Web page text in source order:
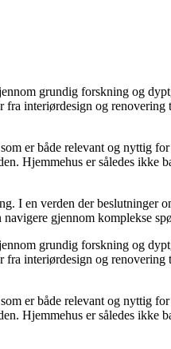
grundig forskning og
interiørdesign og
er både relevant og nyttig
Hjemmehus er således ikke
en verden der beslutninger
gjennom komplekse
grundig forskning og
interiørdesign og
er både relevant og nyttig
Hjemmehus er således ikke